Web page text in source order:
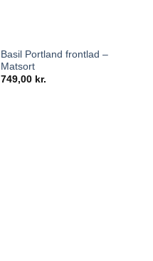
Basil Portland frontlad –
Matsort
749,00 kr.